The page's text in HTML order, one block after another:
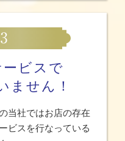
ービスで
ません！
当社ではお店の存在
ビスを行なっている